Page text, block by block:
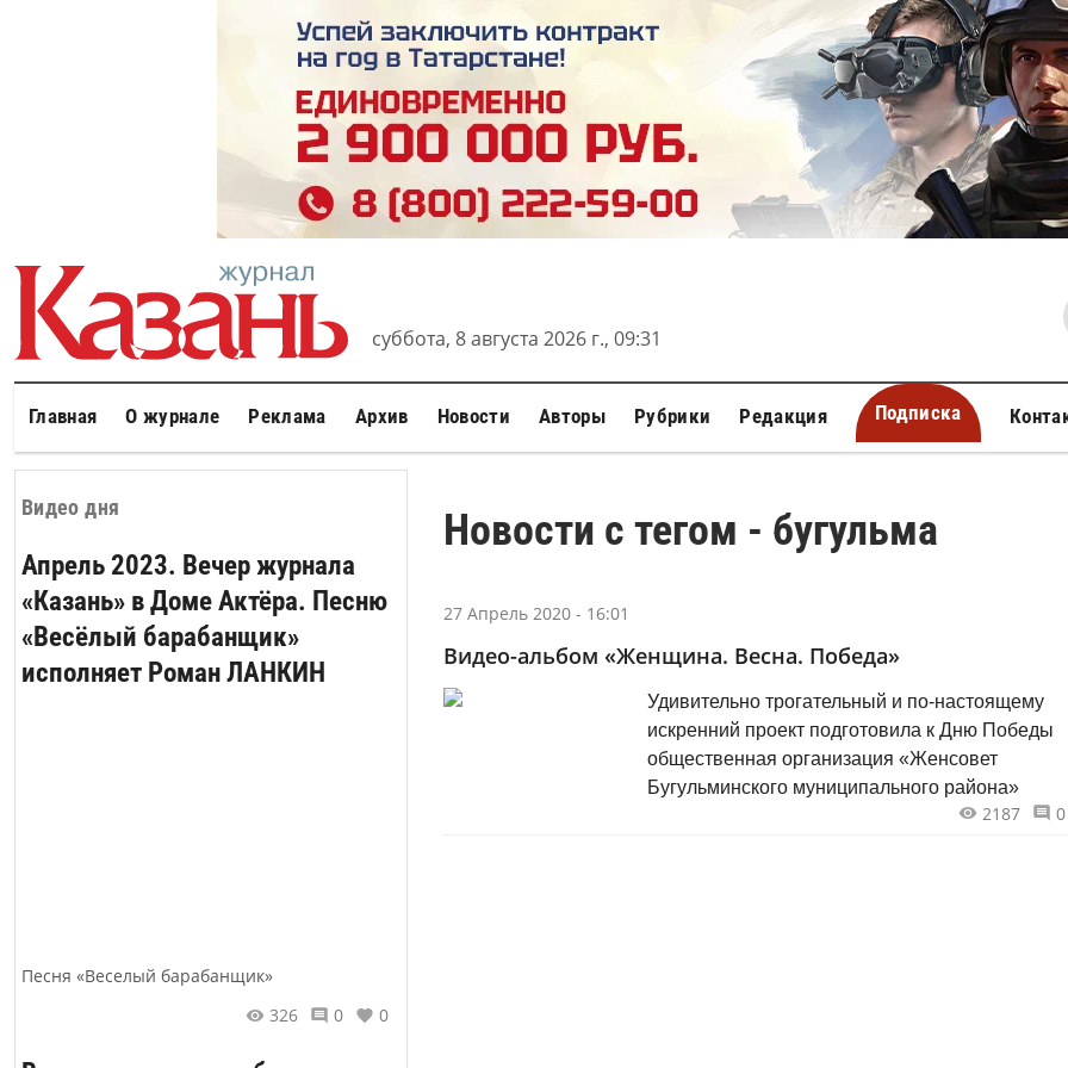
суббота, 8 августа 2026 г., 09:31
Главная О журнале Реклама Архив Новости Авторы Рубрики Редакция Подписка
Видео дня
Апрель 2023. Вечер журнала
«Казань» в Доме Актёра. Песню
«Весёлый барабанщик»
исполняет Роман ЛАНКИН
Песня «Веселый барабанщик»
326
0 0
Новости с тегом - бугульма
27 Апрель 2020 - 16:01
Видео-альбом «Женщина. Весна. Победа»
Удивительно трогательный и по-настоящему
искренний проект подготовила к Дню Победы
общественная организация «Женсовет
Бугульминского муниципального района»
2187 0